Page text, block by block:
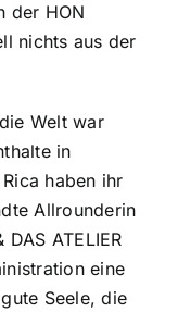
der HON
nichts aus der
Welt war
in
haben ihr
Allrounderin
ATELIER
eine
Seele, die